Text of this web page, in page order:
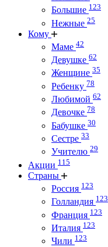
Большие 123
Нежные 25
Кому
Маме 42
Девушке 62
Женщине 35
Ребенку 78
Любимой 62
Девочке 78
Бабушке 30
Сестре 33
Учителю 29
Акции 115
Страны
Россия 123
Голландия 123
Франция 123
Италия 123
Чили 123